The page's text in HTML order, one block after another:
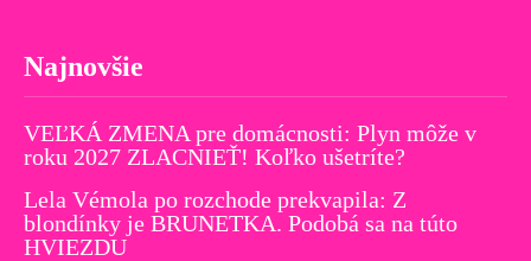
Najnovšie
VEĽKÁ ZMENA pre domácnosti: Plyn môže v
roku 2027 ZLACNIEŤ! Koľko ušetríte?
Lela Vémola po rozchode prekvapila: Z
blondínky je BRUNETKA. Podobá sa na túto
HVIEZDU